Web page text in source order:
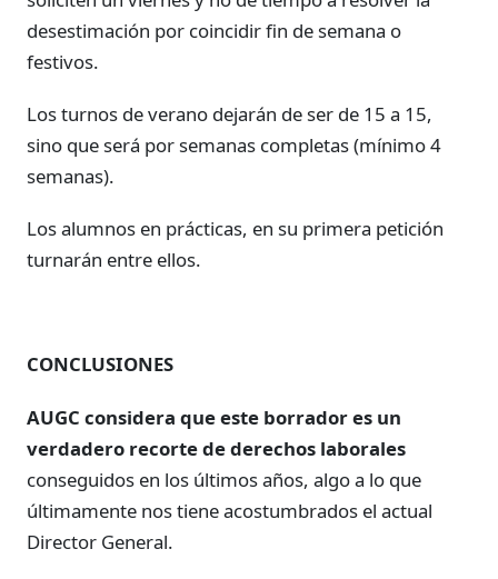
desestimación por coincidir fin de semana o
festivos.
Los turnos de verano dejarán de ser de 15 a 15,
sino que será por semanas completas (mínimo 4
semanas).
Los alumnos en prácticas, en su primera petición
turnarán entre ellos.
CONCLUSIONES
AUGC considera que este borrador es un
verdadero recorte de derechos laborales
conseguidos en los últimos años, algo a lo que
últimamente nos tiene acostumbrados el actual
Director General.